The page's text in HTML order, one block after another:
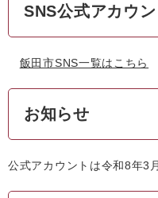
SNS公式アカウ
飯田市SNS一覧はこちら
お知らせ
公式アカウントは令和8年3